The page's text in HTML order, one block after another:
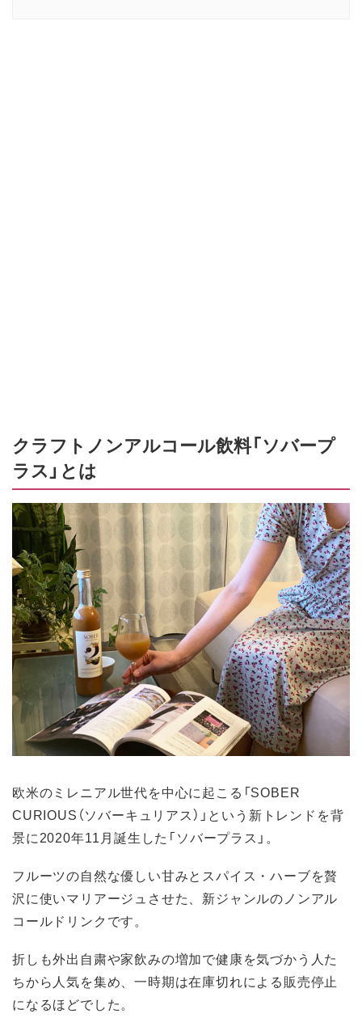
クラフトノンアルコール飲料「ソバープ
ラス」とは
欧米のミレニアル世代を中心に起こる「SOBER
CURIOUS（ソバーキュリアス）」という新トレンドを背
景に2020年11月誕生した「ソバープラス」。
フルーツの自然な優しい甘みとスパイス・ハーブを贅
沢に使いマリアージュさせた、新ジャンルのノンアル
コールドリンクです。
折しも外出自粛や家飲みの増加で健康を気づかう人た
ちから人気を集め、一時期は在庫切れによる販売停止
になるほどでした。